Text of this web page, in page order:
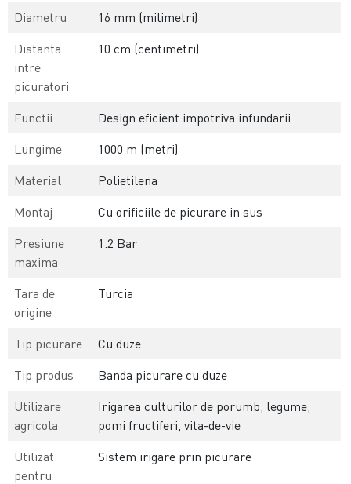
Diametru
16 mm (milimetri)
Distanta
intre
picuratori
10 cm (centimetri)
Functii
Design eficient impotriva infundarii
Lungime
1000 m (metri)
Material
Polietilena
Montaj
Cu orificiile de picurare in sus
Presiune
maxima
1.2 Bar
Tara de
origine
Turcia
Tip picurare
Cu duze
Tip produs
Banda picurare cu duze
Utilizare
agricola
Irigarea culturilor de porumb, legume,
pomi fructiferi, vita-de-vie
Utilizat
pentru
Sistem irigare prin picurare